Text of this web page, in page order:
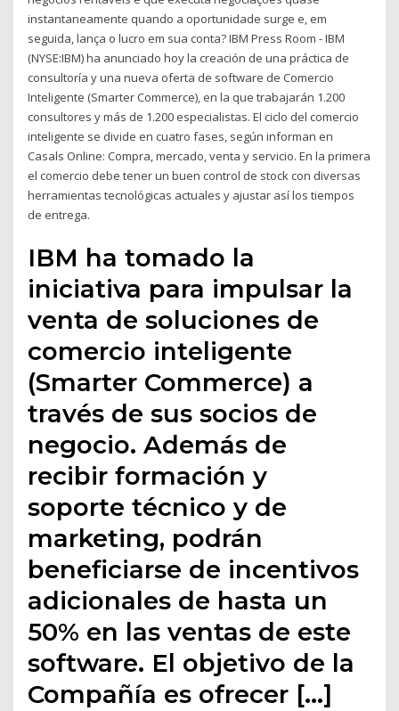
instantaneamente quando a oportunidade surge e, em
seguida, lança o lucro em sua conta? IBM Press Room - IBM
(NYSE:IBM) ha anunciado hoy la creación de una práctica de
consultoría y una nueva oferta de software de Comercio
Inteligente (Smarter Commerce), en la que trabajarán 1.200
consultores y más de 1.200 especialistas. El ciclo del comercio
inteligente se divide en cuatro fases, según informan en
Casals Online: Compra, mercado, venta y servicio. En la primera
el comercio debe tener un buen control de stock con diversas
herramientas tecnológicas actuales y ajustar así los tiempos
de entrega.
IBM ha tomado la
iniciativa para impulsar la
venta de soluciones de
comercio inteligente
(Smarter Commerce) a
través de sus socios de
negocio. Además de
recibir formación y
soporte técnico y de
marketing, podrán
beneficiarse de incentivos
adicionales de hasta un
50% en las ventas de este
software. El objetivo de la
Compañía es ofrecer […]